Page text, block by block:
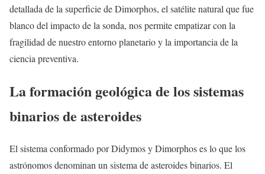
detallada de la superficie de Dimorphos, el satélite natural que fue
blanco del impacto de la sonda, nos permite empatizar con la
fragilidad de nuestro entorno planetario y la importancia de la
ciencia preventiva.
La formación geológica de los sistemas
binarios de asteroides
El sistema conformado por Didymos y Dimorphos es lo que los
astrónomos denominan un sistema de asteroides binarios. El